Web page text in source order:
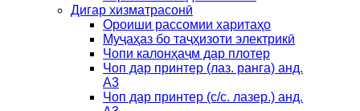
Дигар хизматрасонӣ
Ороиши рассомии харитаҳо
Муҷаҳаз бо таҷҳизоти электрикӣ
Чопи калонҳаҷм дар плотер
Чоп дар принтер (лаз. ранга) анд.
А3
Чоп дар принтер (с/с. лазер.) анд.